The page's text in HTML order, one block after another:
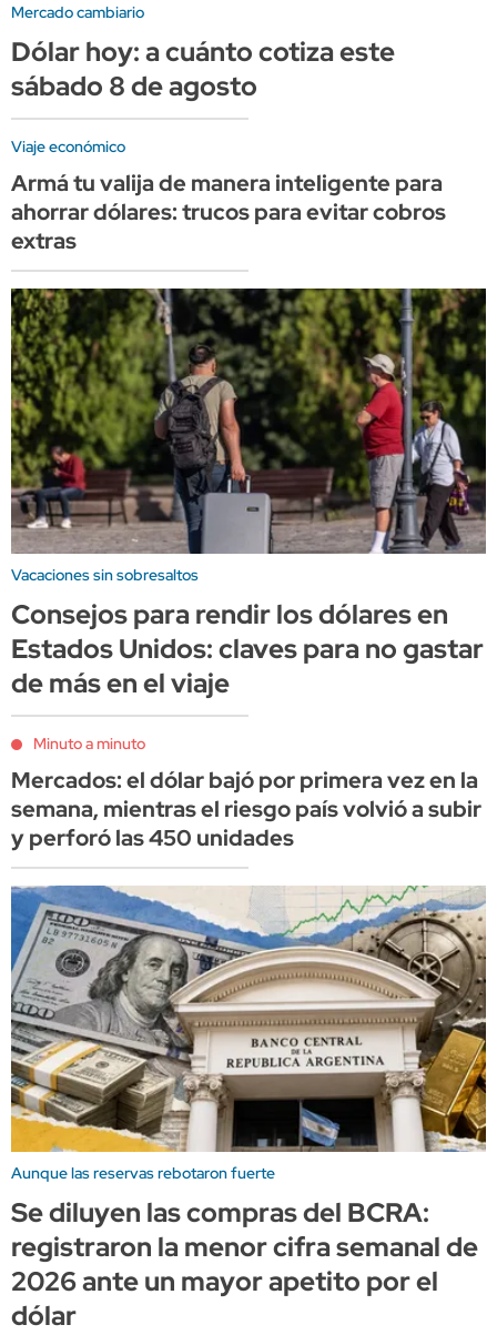
Mercado cambiario
Dólar hoy: a cuánto cotiza este
sábado 8 de agosto
Viaje económico
Armá tu valija de manera inteligente para
ahorrar dólares: trucos para evitar cobros
extras
Vacaciones sin sobresaltos
Consejos para rendir los dólares en
Estados Unidos: claves para no gastar
de más en el viaje
Minuto a minuto
Mercados: el dólar bajó por primera vez en la
semana, mientras el riesgo país volvió a subir
y perforó las 450 unidades
Aunque las reservas rebotaron fuerte
Se diluyen las compras del BCRA:
registraron la menor cifra semanal de
2026 ante un mayor apetito por el
dólar